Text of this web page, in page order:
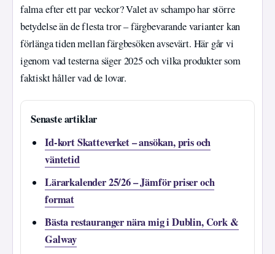
falma efter ett par veckor? Valet av schampo har större
betydelse än de flesta tror – färgbevarande varianter kan
förlänga tiden mellan färgbesöken avsevärt. Här går vi
igenom vad testerna säger 2025 och vilka produkter som
faktiskt håller vad de lovar.
Senaste artiklar
Id-kort Skatteverket – ansökan, pris och
väntetid
Lärarkalender 25/26 – Jämför priser och
format
Bästa restauranger nära mig i Dublin, Cork &
Galway